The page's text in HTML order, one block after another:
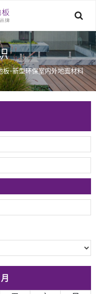
板-新型环保室内外地面材料